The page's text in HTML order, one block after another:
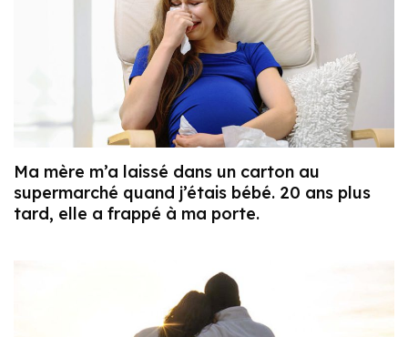
Ma mère m’a laissé dans un carton au
supermarché quand j’étais bébé. 20 ans plus
tard, elle a frappé à ma porte.